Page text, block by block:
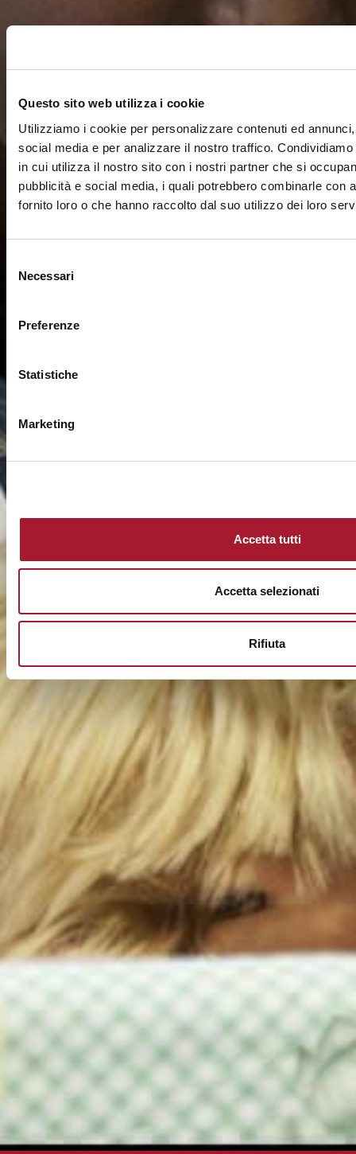
Questo sito web utilizza i cookie
Utilizziamo i cookie per personalizzare contenuti ed
social media e per analizzare il nostro traffico.
in cui utilizza il nostro sito con i nostri partner che si
pubblicità e social media, i quali potrebbero combinarle con
fornito loro o che hanno raccolto dal suo utilizzo dei loro
delNecessari
Preferenze
Statistiche
Marketing
Accetta tutti
Accetta selezionati
Rifiuta